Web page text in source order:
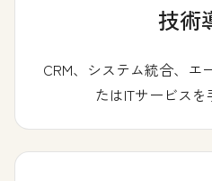
技術
CRM、システム統合、エ
たはITサービスを